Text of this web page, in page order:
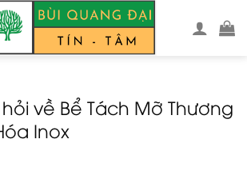
về Bể Tách Mỡ Thương
Inox